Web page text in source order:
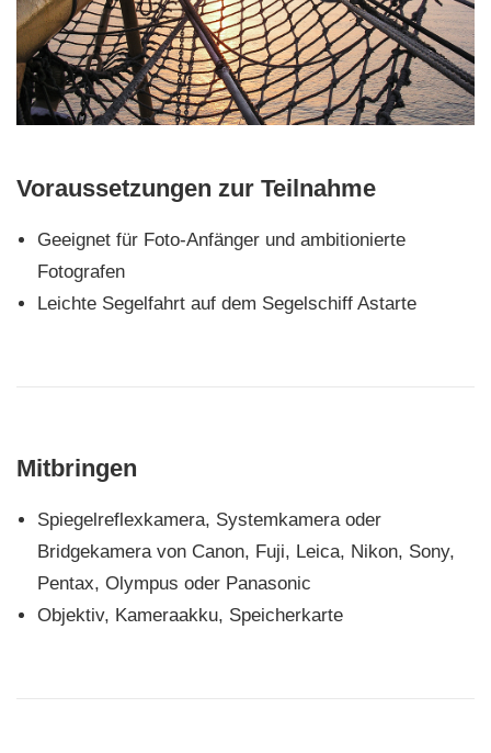
Voraussetzungen zur Teilnahme
Geeignet für Foto-Anfänger und ambitionierte
Fotografen
Leichte Segelfahrt auf dem Segelschiff Astarte
Mitbringen
Spiegelreflexkamera, Systemkamera oder
Bridgekamera von Canon, Fuji, Leica, Nikon, Sony,
Pentax, Olympus oder Panasonic
Objektiv, Kameraakku, Speicherkarte